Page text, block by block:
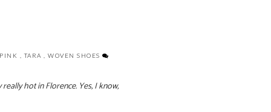
PINK ,TARA ,WOVEN SHOES
hot in Florence. Yes, I know,